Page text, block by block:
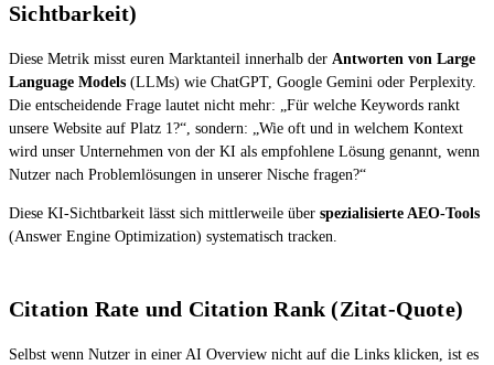
Sichtbarkeit)
Diese Metrik misst euren Marktanteil innerhalb der Antworten von Large
Language Models (LLMs) wie ChatGPT, Google Gemini oder Perplexity.
Die entscheidende Frage lautet nicht mehr: „Für welche Keywords rankt
unsere Website auf Platz 1?“, sondern: „Wie oft und in welchem Kontext
wird unser Unternehmen von der KI als empfohlene Lösung genannt, wenn
Nutzer nach Problemlösungen in unserer Nische fragen?“
Diese KI-Sichtbarkeit lässt sich mittlerweile über spezialisierte AEO-Tools
(Answer Engine Optimization) systematisch tracken.
Citation Rate und Citation Rank (Zitat-Quote)
Selbst wenn Nutzer in einer AI Overview nicht auf die Links klicken, ist es